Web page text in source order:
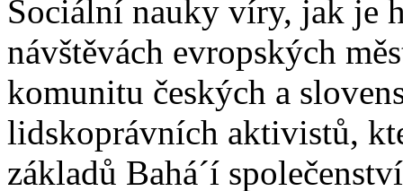
Sociální nauky víry, jak je
návštěvách evropských
komunitu českých a
lidskoprávních aktivistů,
základů Bahá´í